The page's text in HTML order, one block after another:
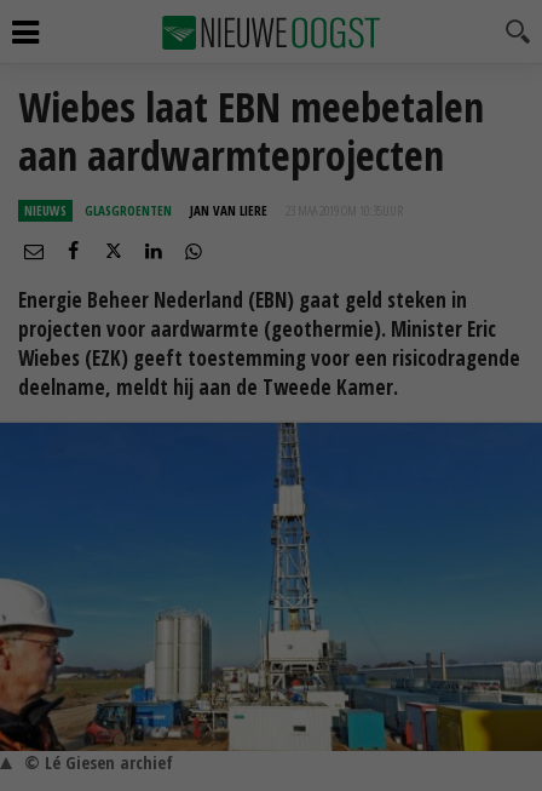
Wiebes laat EBN meebetalen
aan aardwarmteprojecten
NIEUWS GLASGROENTEN JAN VAN LIERE 23 MAA 2019 OM 10:35
Energie Beheer Nederland (EBN) gaat geld steken in
projecten voor aardwarmte (geothermie). Minister Eric
Wiebes (EZK) geeft toestemming voor een risicodragende
deelname, meldt hij aan de Tweede Kamer.
© Lé Giesen archief